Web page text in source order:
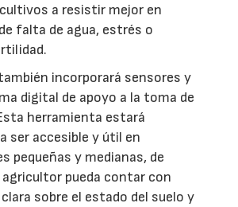
a resistir mejor en
falta de agua, estrés o
incorporará sensores y
digital de apoyo a la toma de
herramienta estará
ser accesible y útil en
pequeñas y medianas, de
agricultor pueda contar con
sobre el estado del suelo y